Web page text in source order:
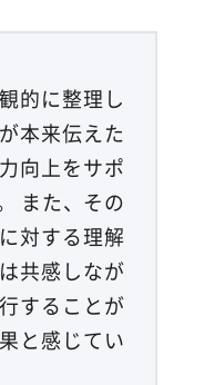
的に整理し
本来伝えた
向上をサポ
また、その
対する理解
共感しなが
することが
と感じてい